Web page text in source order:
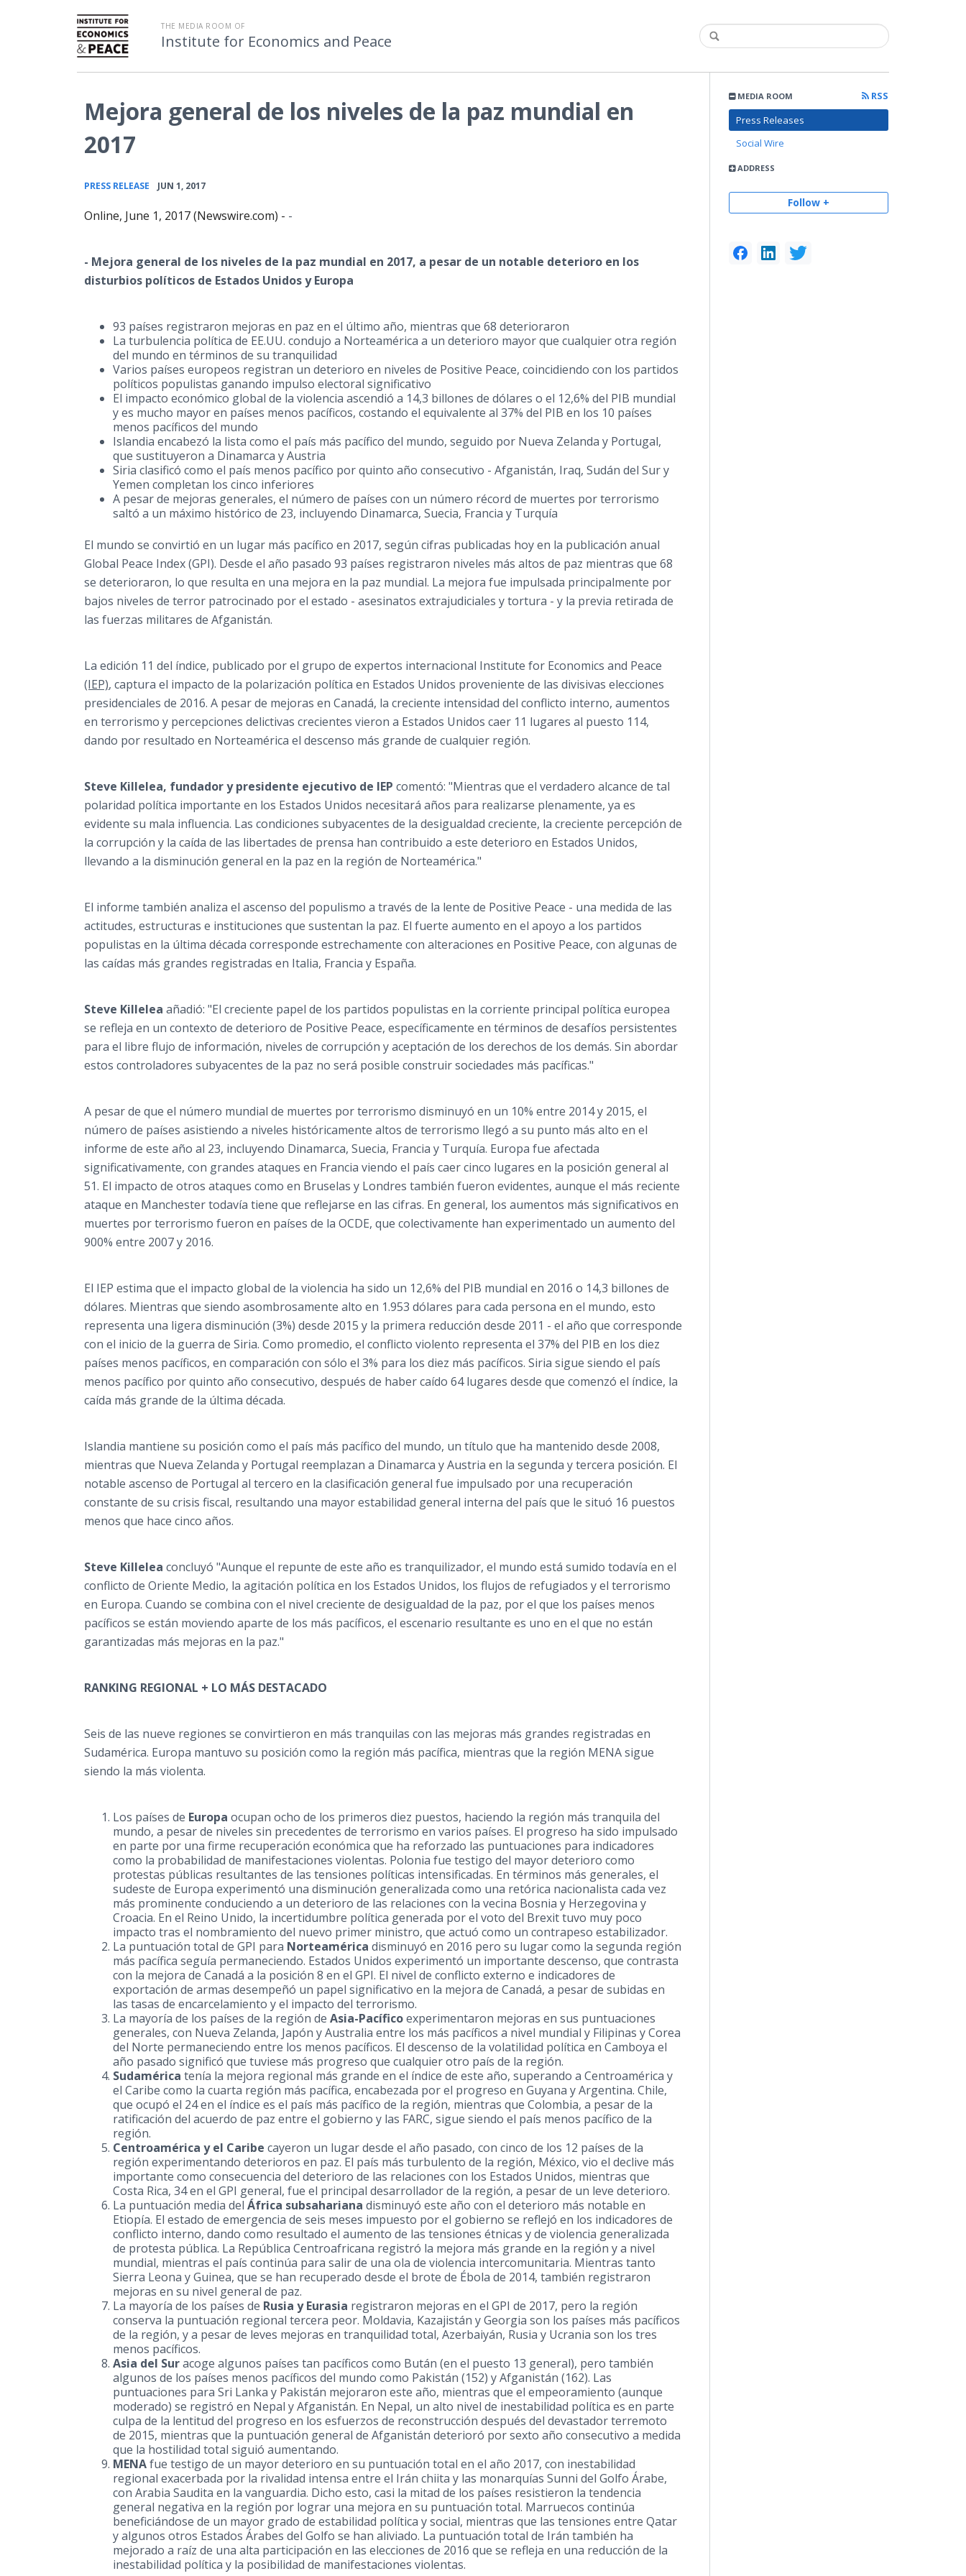
THE MEDIA ROOM OF
Institute for Economics and Peace
MEDIA ROOM
RSS
Press Releases
Social Wire
ADDRESS
Follow +
Mejora general de los niveles de la paz mundial en
2017
PRESS RELEASE JUN 1, 2017
Online, June 1, 2017 (Newswire.com) - -
- Mejora general de los niveles de la paz mundial en 2017, a pesar de un notable deterioro en los
disturbios políticos de Estados Unidos y Europa
93 países registraron mejoras en paz en el último año, mientras que 68 deterioraron
La turbulencia política de EE.UU. condujo a Norteamérica a un deterioro mayor que cualquier otra región
del mundo en términos de su tranquilidad
Varios países europeos registran un deterioro en niveles de Positive Peace, coincidiendo con los partidos
políticos populistas ganando impulso electoral significativo
El impacto económico global de la violencia ascendió a 14,3 billones de dólares o el 12,6% del PIB mundial
y es mucho mayor en países menos pacíficos, costando el equivalente al 37% del PIB en los 10 países
menos pacíficos del mundo
Islandia encabezó la lista como el país más pacífico del mundo, seguido por Nueva Zelanda y Portugal,
que sustituyeron a Dinamarca yAustria
Siria clasificó como el país menos pacífico por quinto año consecutivo - Afganistán, Iraq, Sudán del Sury
Yemen completan los cinco inferiores
A pesar de mejoras generales, el número de países con un número récord de muertes por terrorismo
saltó a un máximo histórico de 23, incluyendo Dinamarca, Suecia, Francia y Turquía
El mundo se convirtió en un lugar más pacífico en 2017, según cifras publicadas hoy en la publicación anual
Global Peace Index (GPI). Desde el año pasado 93 países registraron niveles más altos de paz mientras que 68
se deterioraron, lo que resulta en una mejora en la paz mundial. La mejora fue impulsada principalmente por
bajos niveles de terror patrocinado por el estado - asesinatos extrajudiciales y tortura - y la previa retirada de
las fuerzas militares de Afganistán.
La edición 11 del índice, publicado por el grupo de expertos internacional Institute for Economics and Peace
(IEP), captura el impacto de la polarización política en Estados Unidos proveniente de las divisivas elecciones
presidenciales de 2016. A pesar de mejoras en Canadá, la creciente intensidad del conflicto interno, aumentos
en terrorismo y percepciones delictivas crecientes vieron a Estados Unidos caer 11 lugares al puesto 114,
dando por resultado en Norteamérica el descenso más grande de cualquier región.
Steve Killelea, fundador y presidente ejecutivo de IEP comentó: "Mientras que el verdadero alcance de tal
polaridad política importante en los Estados Unidos necesitará años para realizarse plenamente, ya es
evidente su mala influencia. Las condiciones subyacentes de la desigualdad creciente, la creciente percepción de
la corrupción y la caída de las libertades de prensa han contribuido a este deterioro en Estados Unidos,
llevando a la disminución general en la paz en la región de Norteamérica."
El informe también analiza el ascenso del populismo a través de la lente de Positive Peace - una medida de las
actitudes, estructuras e instituciones que sustentan la paz. El fuerte aumento en el apoyo a los partidos
populistas en la última década corresponde estrechamente con alteraciones en Positive Peace, con algunas de
las caídas más grandes registradas en Italia, Francia y España.
Steve Killelea añadió: "El creciente papel de los partidos populistas en la corriente principal política europea
se refleja en un contexto de deterioro de Positive Peace, específicamente en términos de desafíos persistentes
para el libre flujo de información, niveles de corrupción y aceptación de los derechos de los demás. Sin abordar
estos controladores subyacentes de la paz no será posible construir sociedades más pacíficas."
A pesar de que el número mundial de muertes por terrorismo disminuyó en un 10% entre 2014 y 2015, el
número de países asistiendo a niveles históricamente altos de terrorismo llegó a su punto más alto en el
informe de este año al 23, incluyendo Dinamarca, Suecia, Francia y Turquía. Europa fue afectada
significativamente, con grandes ataques en Francia viendo el país caer cinco lugares en la posición general al
51. El impacto de otros ataques como en Bruselas y Londres también fueron evidentes, aunque el más reciente
ataque en Manchestertodavía tiene que reflejarse en las cifras. En general, los aumentos más significativos en
muertes por terrorismo fueron en países de la OCDE, que colectivamente han experimentado un aumento del
900% entre 2007 y 2016.
El IEP estima que el impacto global de la violencia ha sido un 12,6% del PIB mundial en 2016 o 14,3 billones de
dólares. Mientras que siendo asombrosamente alto en 1.953 dólares para cada persona en el mundo, esto
representa una ligera disminución (3%) desde 2015 y la primera reducción desde 2011 - el año que corresponde
con el inicio de la guerra de Siria. Como promedio, el conflicto violento representa el 37% del PIB en los diez
países menos pacíficos, en comparación con sólo el 3% para los diez más pacíficos. Siria sigue siendo el país
menos pacífico por quinto año consecutivo, después de haber caído 64 lugares desde que comenzó el índice, la
caída más grande de la última década.
Islandia mantiene su posición como el país más pacífico del mundo, un título que ha mantenido desde 2008,
mientras que Nueva Zelanda y Portugal reemplazan a Dinamarca yAustria en la segunda y tercera posición. El
notable ascenso de Portugal al tercero en la clasificación general fue impulsado por una recuperación
constante de su crisis fiscal, resultando una mayor estabilidad general interna del país que le situó 16 puestos
menos que hace cinco años.
Steve Killelea concluyó "Aunque el repunte de este año es tranquilizador, el mundo está sumido todavía en el
conflicto de Oriente Medio, la agitación política en los Estados Unidos, los flujos de refugiados y el terrorismo
en Europa. Cuando se combina con el nivel creciente de desigualdad de la paz, por el que los países menos
pacíficos se están moviendo aparte de los más pacíficos, el escenario resultante es uno en el que no están
garantizadas más mejoras en la paz."
RANKING REGIONAL + LO MÁS DESTACADO
Seis de las nueve regiones se convirtieron en más tranquilas con las mejoras más grandes registradas en
Sudamérica. Europa mantuvo su posición como la región más pacífica, mientras que la región MENA sigue
siendo la más violenta.
Los países de Europa ocupan ocho de los primeros diez puestos, haciendo la región más tranquila del
mundo, a pesar de niveles sin precedentes de terrorismo en varios países. El progreso ha sido impulsado
en parte por una firme recuperación económica que ha reforzado las puntuaciones para indicadores
como la probabilidad de manifestaciones violentas. Polonia fue testigo del mayor deterioro como
protestas públicas resultantes de las tensiones políticas intensificadas. En términos más generales, el
sudeste de Europa experimentó una disminución generalizada como una retórica nacionalista cada vez
más prominente conduciendo a un deterioro de las relaciones con la vecina Bosnia y Herzegovina y
Croacia. En el Reino Unido, la incertidumbre política generada por el voto del Brexit tuvo muy poco
impacto tras el nombramiento del nuevo primer ministro, que actuó como un contrapeso estabilizador.
La puntuación total de GPI para Norteamérica disminuyó en 2016 pero su lugar como la segunda región
más pacífica seguía permaneciendo. Estados Unidos experimentó un importante descenso, que contrasta
con la mejora de Canadá a la posición 8 en el GPI. El nivel de conflicto externo e indicadores de
exportación de armas desempeñó un papel significativo en la mejora de Canadá, a pesar de subidas en
las tasas de encarcelamiento y el impacto del terrorismo.
La mayoría de los países de la región de Asia-Pacíficoexperimentaron mejoras en sus puntuaciones
generales, con Nueva Zelanda, Japón yAustralia entre los más pacíficos a nivel mundial y Filipinas yCorea
del Norte permaneciendo entre los menos pacíficos. El descenso de la volatilidad política en Camboya el
año pasado significó que tuviese más progreso que cualquier otro país de la región.
Sudamérica tenía la mejora regional más grande en el índice de este año, superando a Centroamérica y
el Caribe como la cuarta región más pacífica, encabezada por el progreso en Guyana yArgentina. Chile,
que ocupó el 24 en el índice es el país más pacífico de la región, mientras que Colombia, a pesar de la
ratificación del acuerdo de paz entre el gobierno y las FARC, sigue siendo el país menos pacífico de la
región.
Centroamérica y el Caribe cayeron un lugar desde el año pasado, con cinco de los 12 países de la
región experimentando deterioros en paz. El país más turbulento de la región, México, vio el declive más
importante como consecuencia del deterioro de las relaciones con los Estados Unidos, mientras que
Costa Rica, 34 en el GPI general, fue el principal desarrollador de la región, a pesar de un leve deterioro.
La puntuación media del África subsahariana disminuyó este año con el deterioro más notable en
Etiopía. El estado de emergencia de seis meses impuesto por el gobierno se reflejó en los indicadores de
conflicto interno, dando como resultado el aumento de las tensiones étnicas y de violencia generalizada
de protesta pública. La República Centroafricana registró la mejora más grande en la región y a nivel
mundial, mientras el país continúa para salir de una ola de violencia intercomunitaria. Mientras tanto
Sierra Leona yGuinea, que se han recuperado desde el brote de Ébola de 2014, también registraron
mejoras en su nivel general de paz.
La mayoría de los países de Rusia yEurasia registraron mejoras en el GPI de 2017, pero la región
conserva la puntuación regional tercera peor. Moldavia, Kazajistán yGeorgia son los países más pacíficos
de la región, y a pesar de leves mejoras en tranquilidad total, Azerbaiyán, Rusia y Ucrania son los tres
menos pacíficos.
Asia del Suracoge algunos países tan pacíficos como Bután (en el puesto 13 general), pero también
algunos de los países menos pacíficos del mundo como Pakistán (152) y Afganistán (162). Las
puntuaciones para Sri Lanka y Pakistán mejoraron este año, mientras que el empeoramiento (aunque
moderado) se registró en Nepal y Afganistán. En Nepal, un alto nivel de inestabilidad política es en parte
culpa de la lentitud del progreso en los esfuerzos de reconstrucción después del devastador terremoto
de 2015, mientras que la puntuación general de Afganistán deterioró por sexto año consecutivo a medida
que la hostilidad total siguió aumentando.
MENAfue testigo de un mayor deterioro en su puntuación total en el año 2017, con inestabilidad
regional exacerbada por la rivalidad intensa entre el Irán chiita y las monarquías Sunni del Golfo Árabe,
con Arabia Saudita en la vanguardia. Dicho esto, casi la mitad de los países resistieron la tendencia
general negativa en la región por lograr una mejora en su puntuación total. Marruecos continúa
beneficiándose de un mayor grado de estabilidad política y social, mientras que las tensiones entre Qatar
y algunos otros Estados Árabes del Golfo se han aliviado. La puntuación total de Irán también ha
mejorado a raíz de una alta participación en las elecciones de 2016 que se refleja en una reducción de la
inestabilidad política y la posibilidad de manifestaciones violentas.